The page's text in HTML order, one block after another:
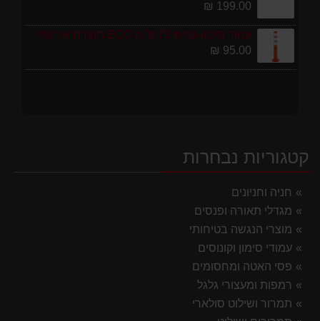
199.00 ₪
עמוד סימון גמיש 75 ס''מ ECO תוצרת אירופה
95.00 ₪
קטגוריות נבחרות
חניה וחניונים
מגדלי תאורה ופנסים
מוצרי הנגשה בטיחותי
עמודי סימון וקונוסים
פסי האטה ומחסומים
רמפות ומעצורי גלגל
תמרור ושילוט סולארי